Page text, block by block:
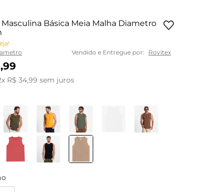
Básica Meia Malha Diametro
Vendido e Entregue por: Rovitex
,99
x R$ 34,99 sem juros